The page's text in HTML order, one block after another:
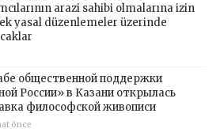
arazi sahibi olmalarına izin
yasal düzenlemeler üzerinde
общественной поддержки
России» в Казани открылась
философской живописи
önce